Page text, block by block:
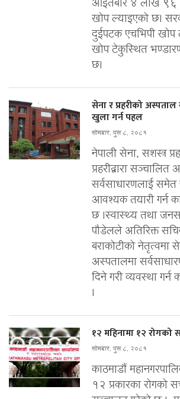
आइतबार ४ लाख ९६
खोप ल्याइएको छ।
दुईपटक एचभिपी
खोप टेकुस्थित
छ।
सेना र प्रहरीको
खुला गर्न पहल
सोमबार, पुस ८, २०८१
नेपाली सेना, सशस्त्र
प्रहरीद्वारा सञ्चालित
सर्वसाधारणलाई समेत
आवश्यक तयारी गर्न
छ ।स्वास्थ्य तथा
पौडेलले अतिरिक्त
बराकोटीको नेतृत्वमा
अस्पतालमा
दिने गरी व्यवस्था गर्न
।
१२ महिनामा १२
सोमबार, पुस ८, २०८१
काठमाडौं
१२ प्रकारका रोगको